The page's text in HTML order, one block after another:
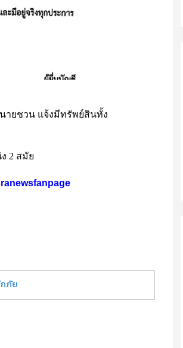
ายชวน แจ้งมีทรัพย์สินทั้ง
2 สมัย
ภัย